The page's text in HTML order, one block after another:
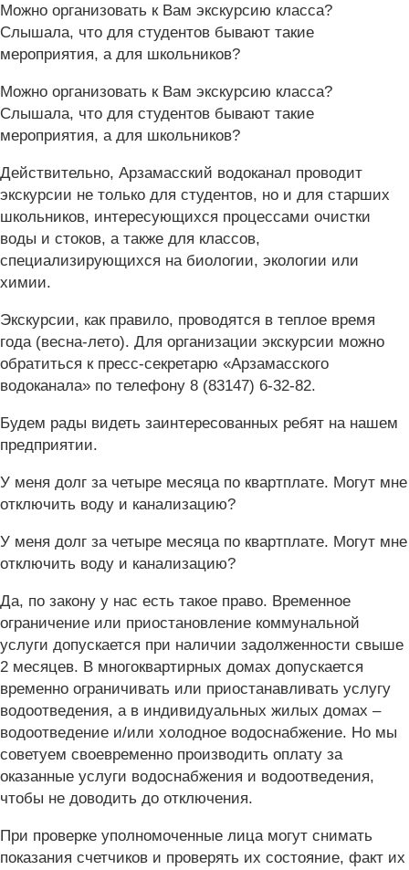
Можно организовать к Вам экскурсию класса?
Слышала, что для студентов бывают такие
мероприятия, а для школьников?
Можно организовать к Вам экскурсию класса?
Слышала, что для студентов бывают такие
мероприятия, а для школьников?
Действительно, Арзамасский водоканал проводит
экскурсии не только для студентов, но и для старших
школьников, интересующихся процессами очистки
воды и стоков, а также для классов,
специализирующихся на биологии, экологии или
химии.
Экскурсии, как правило, проводятся в теплое время
года (весна-лето). Для организации экскурсии можно
обратиться к пресс-секретарю «Арзамасского
водоканала» по телефону 8 (83147) 6-32-82.
Будем рады видеть заинтересованных ребят на нашем
предприятии.
У меня долг за четыре месяца по квартплате. Могут мне
отключить воду и канализацию?
У меня долг за четыре месяца по квартплате. Могут мне
отключить воду и канализацию?
Да, по закону у нас есть такое право. Временное
ограничение или приостановление коммунальной
услуги допускается при наличии задолженности свыше
2 месяцев. В многоквартирных домах допускается
временно ограничивать или приостанавливать услугу
водоотведения, а в индивидуальных жилых домах –
водоотведение и/или холодное водоснабжение. Но мы
советуем своевременно производить оплату за
оказанные услуги водоснабжения и водоотведения,
чтобы не доводить до отключения.
При проверке уполномоченные лица могут снимать
показания счетчиков и проверять их состояние, факт их